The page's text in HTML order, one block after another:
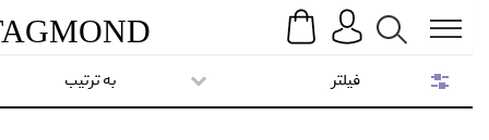
Search
TAGMOND
به ترتیب فیلتر